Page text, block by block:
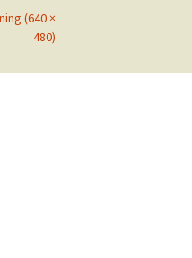
(640 ×
480)